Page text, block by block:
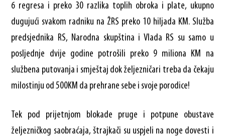
6 regresa i preko 30 razlika toplih obroka i plate, ukupno
dugujući svakom radniku na ŽRS preko 10 hiljada KM. Služba
predsjednika RS, Narodna skupština i Vlada RS su samo u
posljednje dvije godine potrošili preko 9 miliona KM na
službena putovanja i smještaj dok željezničari treba da čekaju
milostinju od 500KM da prehrane sebe i svoje porodice!
Tek pod prijetnjom blokade pruge i potpune obustave
željezničkog saobraćaja, štrajkači su uspjeli na noge dovesti i